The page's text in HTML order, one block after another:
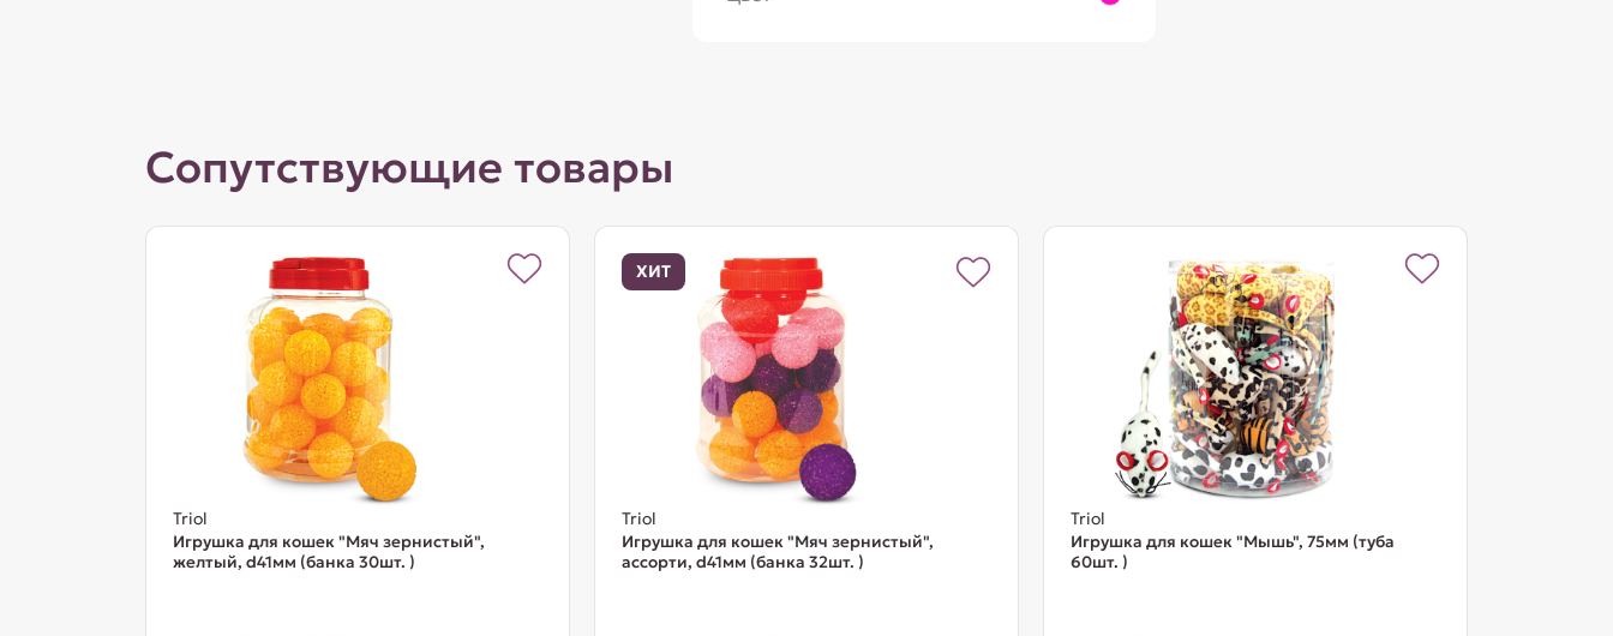
Сопутствующие товары
Triol
Игрушка для кошек "Мяч зернистый",
желтый, d41мм (банка 30шт. )
ХИТ
Triol
Игрушка для кошек "Мяч зернистый",
ассорти, d41мм (банка 32шт. )
Triol
Игрушка для кошек "Мышь", 75мм (туба
60шт. )